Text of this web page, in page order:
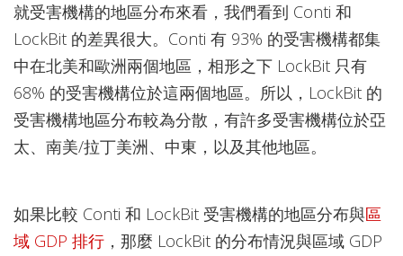
就受害機構的地區分布來看，我們看到 Conti 和
LockBit 的差異很大。Conti 有 93% 的受害機構都集
中在北美和歐洲兩個地區，相形之下 LockBit 只有
68% 的受害機構位於這兩個地區。所以，LockBit 的
受害機構地區分布較為分散，有許多受害機構位於亞
太、南美/拉丁美洲、中東，以及其他地區。
如果比較 Conti 和 LockBit 受害機構的地區分布與區
域 GDP 排行 ，那麼 LockBit 的分布情況與區域 GDP